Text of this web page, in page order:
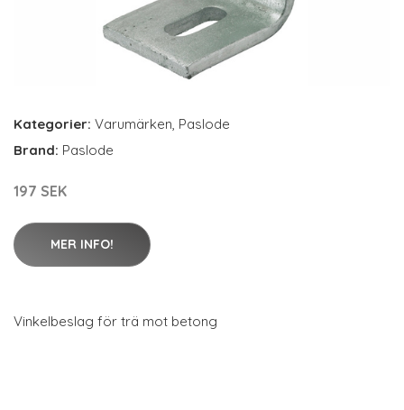
Kategorier: Varumärken, Paslode
Brand: Paslode
197 SEK
MER INFO!
Vinkelbeslag för trä mot betong